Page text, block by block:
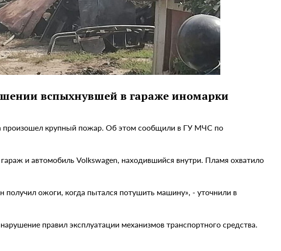
вспыхнувшей в гараже иномарки
произошел крупный пожар. Об этом сообщили в ГУ МЧС по
и автомобиль Volkswagen, находившийся внутри. Пламя охватило
получил ожоги, когда пытался потушить машину», - уточнили в
правил эксплуатации механизмов транспортного средства.